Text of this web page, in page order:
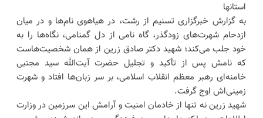
استانها
به گزارش خبرگزاری تسنیم از رشت، در هیاهوی نام‌ها و در میان
ازدحام شهرت‌های زودگذر، گاه نامی از دل گمنامی، نگاه‌ها را به
خود جلب می‌کند؛ شهید دکتر صادق زرین از همان شخصیت‌هاست
که نامش پس از تأکید و تجلیل حضرت آیت‌الله سید مجتبی
خامنه‌ای رهبر معظم انقلاب اسلامی، بر سر زبان‌ها افتاد و شهرت
زمینی‌اش اوج گرفت.
شهید زرین نه تنها از خادمان امنیت و آرامش این سرزمین در وزارت